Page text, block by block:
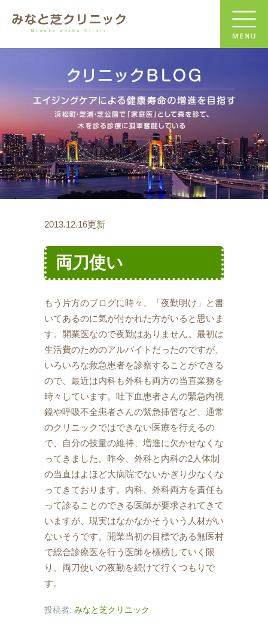
2013.12.16更新
両刀使い
もう片方のブログに時々、「夜勤明け」と書
いてあるのに気が付かれた方がいると思いま
す。開業医なので夜勤はありません。最初は
生活費のためのアルバイトだったのですが、
いろいろな救急患者を診察することができる
ので、最近は内科も外科も両方の当直業務を
時々しています。吐下血患者さんの緊急内視
鏡や呼吸不全患者さんの緊急挿管など、通常
のクリニックではできない医療を行えるの
で、自分の技量の維持、増進に欠かせなくな
ってきました。昨今、外科と内科の2人体制
の当直はよほど大病院でないかぎり少なくな
ってきております。内科、外科両方を責任も
って診ることのできる医師が要求されてきて
いますが、現実はなかなかそういう人材がい
ないそうです。開業当初の目標である無医村
で総合診療医を行う医師を標榜していく限
り、両刀使いの夜勤を続けて行くつもりで
す。
投稿者: みなと芝クリニック